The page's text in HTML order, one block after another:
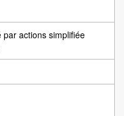
par actions simplifiée